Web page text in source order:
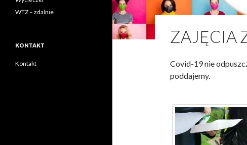
ZAJĘCIA
Covid-19 nie
poddajemy.
WTZ – zdalnie
KONTAKT
Kontakt